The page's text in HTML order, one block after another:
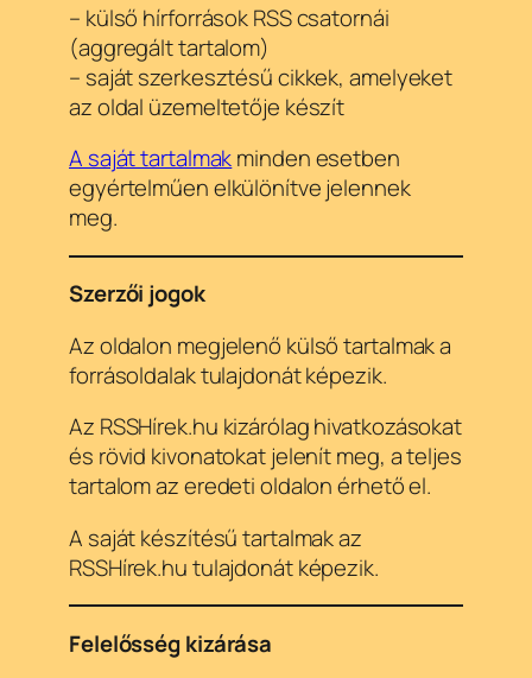
– külső hírforrások RSS csatornái
(aggregált tartalom)
– saját szerkesztésű cikkek, amelyeket
az oldal üzemeltetője készít
A saját tartalmakminden esetben
egyértelműen elkülönítve jelennek
meg.
Szerzői jogok
Az oldalon megjelenő külső tartalmak a
forrásoldalak tulajdonát képezik.
Az RSSHírek.hu kizárólag hivatkozásokat
és rövid kivonatokat jelenít meg, a teljes
tartalom az eredeti oldalon érhető el.
A saját készítésű tartalmak az
RSSHírek.hu tulajdonát képezik.
Felelősség kizárása